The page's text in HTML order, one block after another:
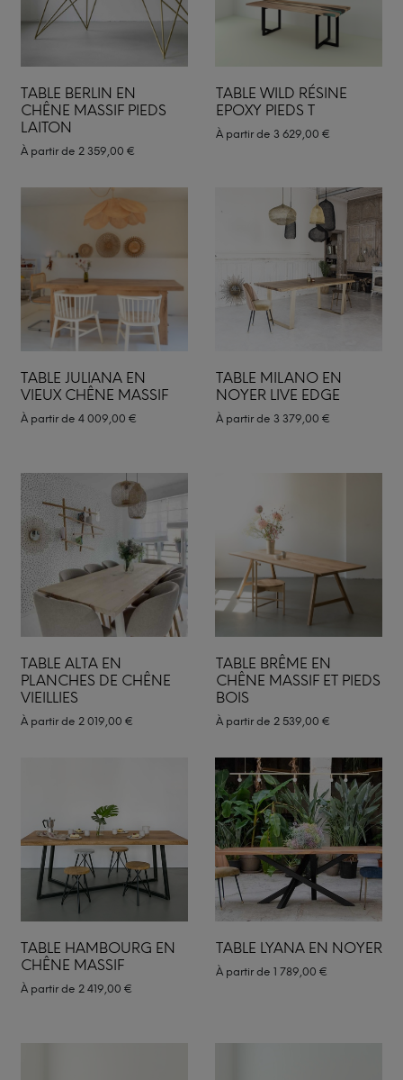
TABLE BERLIN EN
CHÊNE MASSIF PIEDS
LAITON
À partir de 2 359,00 €
TABLE WILD RÉSINE
EPOXY PIEDS T
À partir de 3 629,00 €
TABLE JULIANA EN
VIEUX CHÊNE MASSIF
À partir de 4 009,00 €
TABLE MILANO EN
NOYER LIVE EDGE
À partir de 3 379,00 €
TABLE ALTA EN
PLANCHES DE CHÊNE
VIEILLIES
À partir de 2 019,00 €
TABLE BRÊME EN
CHÊNE MASSIF ET PIEDS
BOIS
À partir de 2 539,00 €
TABLE HAMBOURG EN
CHÊNE MASSIF
À partir de 2 419,00 €
TABLE LYANA EN NOYER
À partir de 1 789,00 €